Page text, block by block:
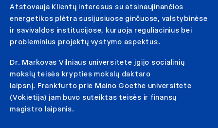
Atstovauja Klientų interesus su atsinaujinančios
energetikos plėtra susijusiuose ginčuose, valstybinėse
ir savivaldos institucijose, kuruoja reguliacinius bei
probleminius projektų vystymo aspektus.
Dr. Markovas Vilniaus universitete įgijo socialinių
mokslų teisės krypties mokslų daktaro
laipsnį. Frankfurto prie Maino Goethe universitete
(Vokietija) jam buvo suteiktas teisės ir finansų
magistro laipsnis.